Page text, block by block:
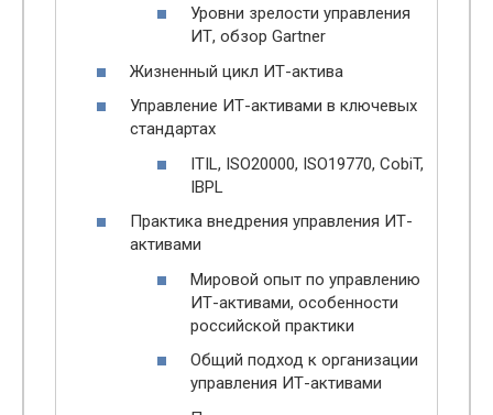
Уровни зрелости управления
ИТ, обзор Gartner
Жизненный цикл ИТ-актива
Управление ИТ-активами в ключевых
стандартах
ITIL, ISO20000, ISO19770, CobiT,
IBPL
Практика внедрения управления ИТ-
активами
Мировой опыт по управлению
ИТ-активами, особенности
российской практики
Общий подход к организации
управления ИТ-активами